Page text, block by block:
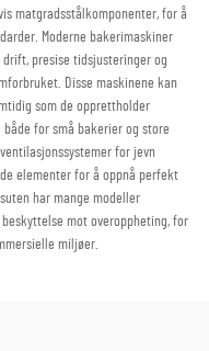
matgradsstålkomponenter, for å
Moderne bakerimaskiner
presise tidsjusteringer og
Disse maskinene kan
som de opprettholder
for små bakerier og store
for jevn
elementer for å oppnå perfekt
har mange modeller
mot overoppheting, for
miljøer.